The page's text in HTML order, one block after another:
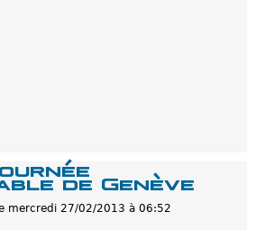
de Genève
mercredi 27/02/2013 à 06:52